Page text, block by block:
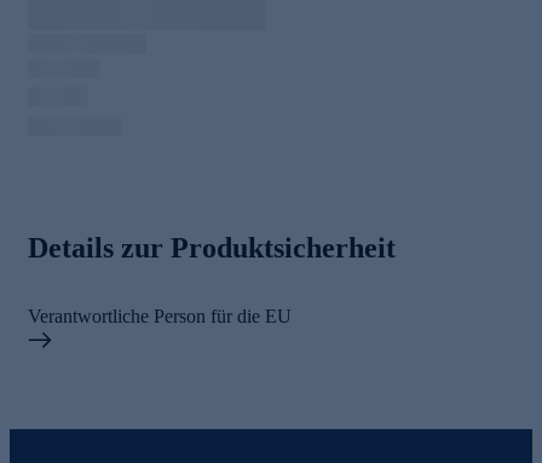
Details zur Produktsicherheit
Verantwortliche Person für die EU